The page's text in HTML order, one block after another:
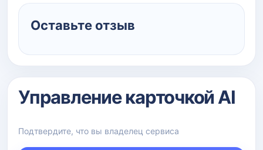
Оставьте отзыв
Управление карточкой AI
Подтвердите, что вы владелец сервиса